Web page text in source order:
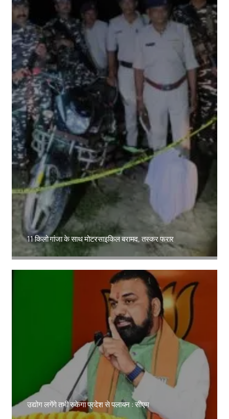
11 किलो गांजा के साथ मोटरसाइकिल बरामद, तस्कर फरार
Amit Lekh
उद्योग लगेंगे तभी रुकेगा प्रदेश से पलायन : सीएम